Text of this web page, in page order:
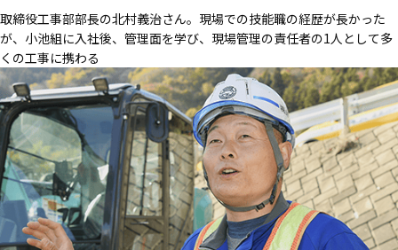
取締役工事部部長の北村義治さん。現場での技能職の経歴が長かった
が、小池組に入社後、管理面を学び、現場管理の責任者の1人として多
くの工事に携わる